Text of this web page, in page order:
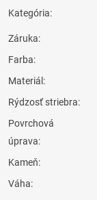
Kategória:
Záruka:
Farba:
Materiál :
Rýdzosť striebra:
Povrchová
úprava:
Kameň:
Váha: